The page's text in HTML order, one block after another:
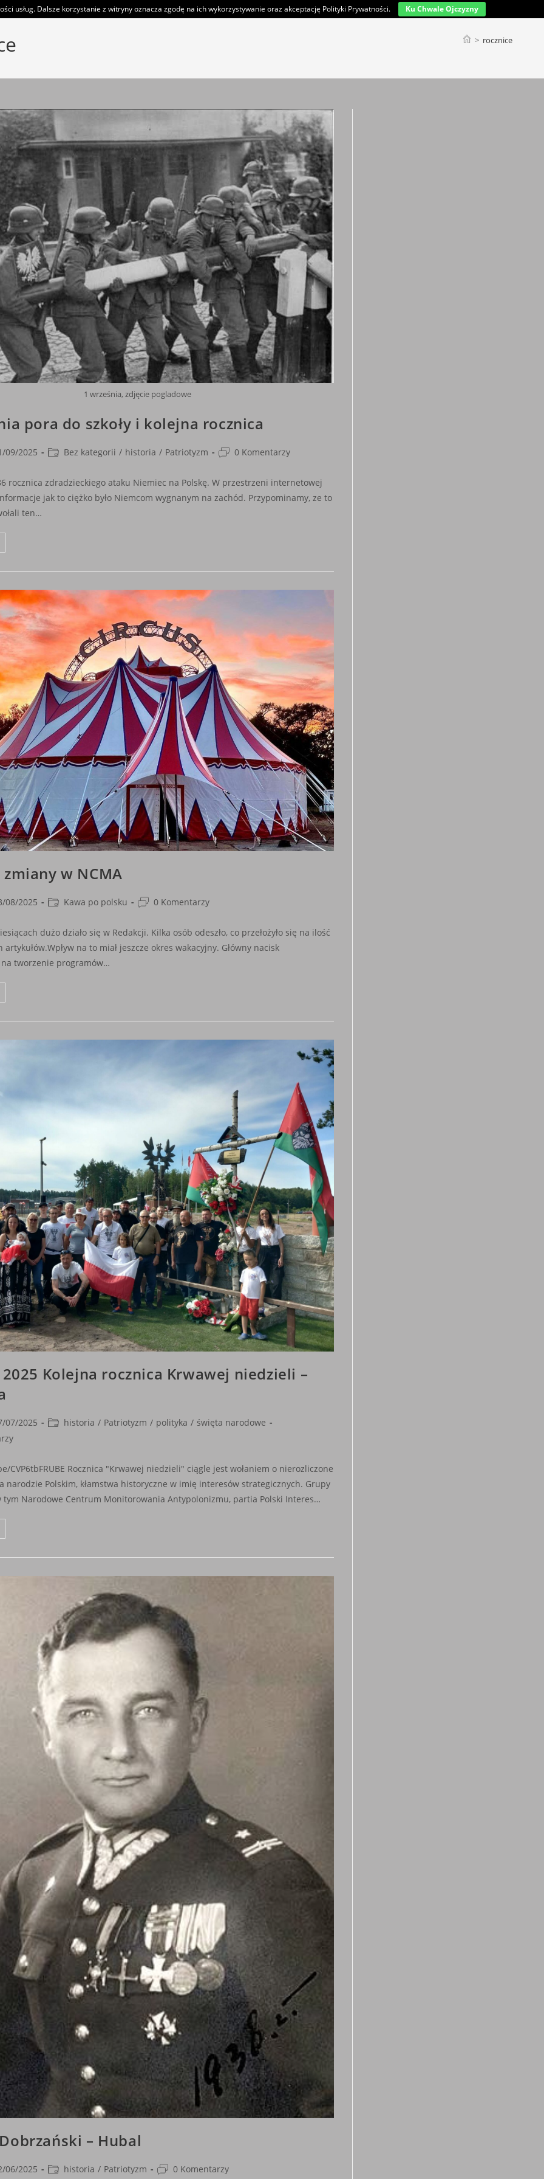
> rocznice
1 września, zdjęcie pogladowe
pora do szkoły i kolejna rocznica
09/2025
PostBez kategorii / historia / Patriotyzm
Post0 Komentarzy
rocznica zdradzieckiego ataku Niemiec na Polskę. W przestrzeni internetowej
jak to ciężko było Niemcom wygnanym na zachód. Przypominamy, ze to
ten…
w NCMA
08/2025
PostKawa po polsku
Post0 Komentarzy
dużo działo się w Redakcji. Kilka osób odeszło, co przełożyło się na ilość
na to miał jeszcze okres wakacyjny. Główny nacisk
tworzenie programów…
Kolejna rocznica Krwawej niedzieli –
07/2025
Posthistoria / Patriotyzm / polityka / święta narodowe
CVP6tbFRUBE Rocznica "Krwawej niedzieli" ciągle jest wołaniem o nierozliczone
narodzie Polskim, kłamstwa historyczne w imię interesów strategicznych. Grupy
tym Narodowe Centrum Monitorowania Antypolonizmu, partia Polski Interes…
– Hubal
06/2025
Posthistoria / Patriotyzm
Post0 Komentarzy
usług. Dalsze korzystanie z witryny oznacza zgodę na ich wykorzystywanie oraz akceptację Polityki Prywatności. Ku Chwale Ojczyzny